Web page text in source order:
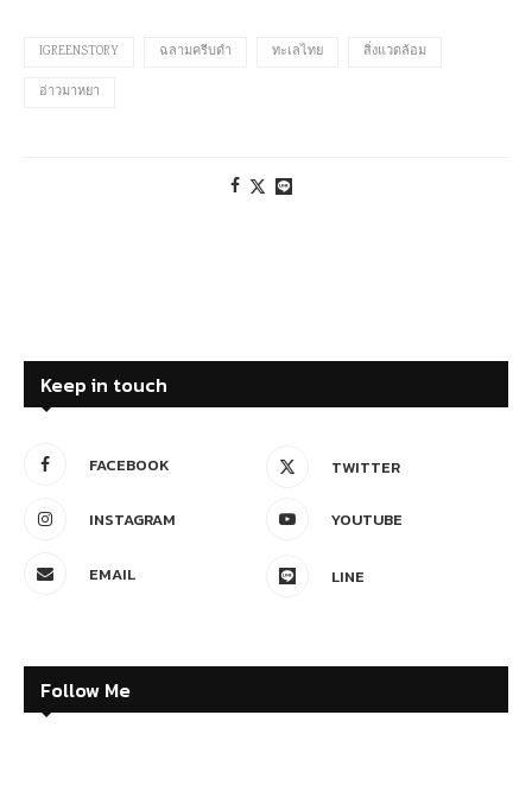
IGREENSTORY ฉลามครีบดำ ทะเลไทย สิ่งแวดล้อม
อ่าวมาหยา
Keep in touch
FACEBOOK TWITTER
INSTAGRAM YOUTUBE
EMAIL LINE
Follow Me